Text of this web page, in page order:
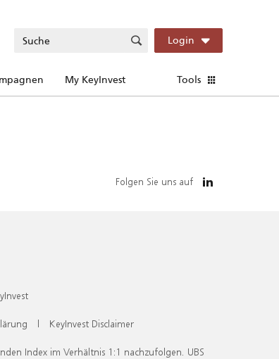
Login
My KeyInvest Tools
Folgen Sie uns auf
| KeyInvest Disclaimer
Index im Verhältnis 1:1 nachzufolgen. UBS